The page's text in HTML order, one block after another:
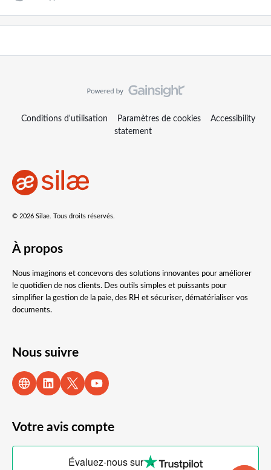
Conditions d'utilisation Paramètres de cookies
Accessibility
statement
© 2026 Silae. Tous droits réservés.
À propos
Nous imaginons et concevons des solutions innovantes pour améliorer
le quotidien de nos clients. Des outils simples et puissants pour
simplifier la gestion de la paie, des RH et sécuriser, dématérialiser vos
documents.
Nous suivre
Votre avis compte
Évaluez-nous sur